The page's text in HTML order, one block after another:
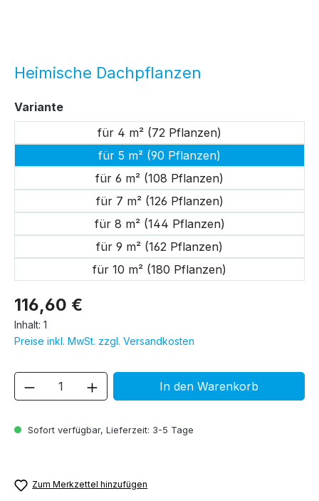
Heimische Dachpflanzen
116,60 €
Inhalt: 1
Preise inkl. MwSt. zzgl. Versandkosten
Sofort verfügbar, Lieferzeit: 3-5 Tage
Varianteauswählen
für 4 m² (72 Pflanzen)
für 5 m² (90 Pflanzen)
für 6 m² (108 Pflanzen)
für 7 m² (126 Pflanzen)
für 8 m² (144 Pflanzen)
für 9 m² (162 Pflanzen)
für 10 m² (180 Pflanzen)
Produkt Anzahl: Gib denIn den Warenkorb
Zum Merkzettel hinzufügen